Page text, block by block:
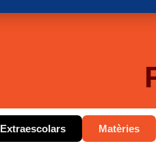
Extraescolars Matèries